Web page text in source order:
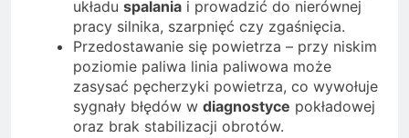
układu spalania i prowadzić do nierównej
pracy silnika, szarpnięć czy zgaśnięcia.
Przedostawanie się powietrza – przy niskim
poziomie paliwa linia paliwowa może
zasysać pęcherzyki powietrza, co wywołuje
sygnały błędów w diagnostyce pokładowej
oraz brak stabilizacji obrotów.